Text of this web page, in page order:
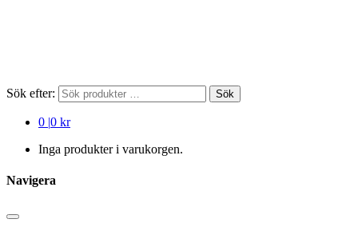
Sök efter: Sök
0 |0 kr
Inga produkter i varukorgen.
Navigera